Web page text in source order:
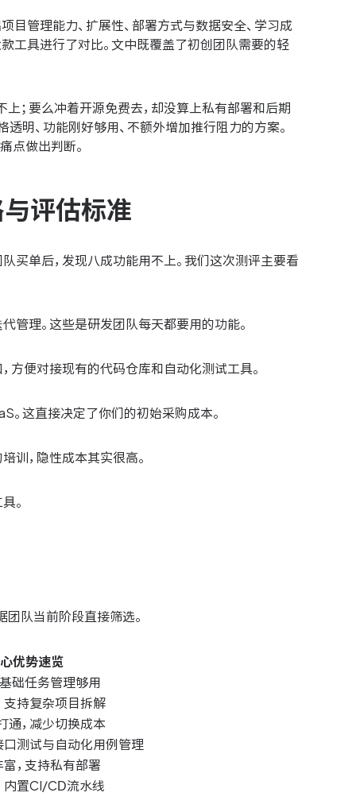
管理能力、扩展性、部署方式与数据安全、学习成
工具进行了对比。文中既覆盖了初创团队需要的轻
；要么冲着开源免费去，却没算上私有部署和后期
明、功能刚好够用、不额外增加推行阻力的方案。
点做出判断。
评估标准
买单后，发现八成功能用不上。我们这次测评主要看
管理。这些是研发团队每天都要用的功能。
方便对接现有的代码仓库和自动化测试工具。
。这直接决定了你们的初始采购成本。
训，隐性成本其实很高。
。
队当前阶段直接筛选。
优势速览
础任务管理够用
支持复杂项目拆解
通，减少切换成本
口测试与自动化用例管理
，支持私有部署
内置CI/CD流水线